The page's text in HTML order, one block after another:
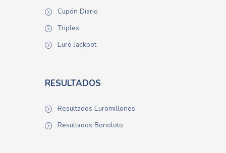
Cupón Diario
Triplex
Euro Jackpot
RESULTADOS
Resultados Euromillones
Resultados Bonoloto